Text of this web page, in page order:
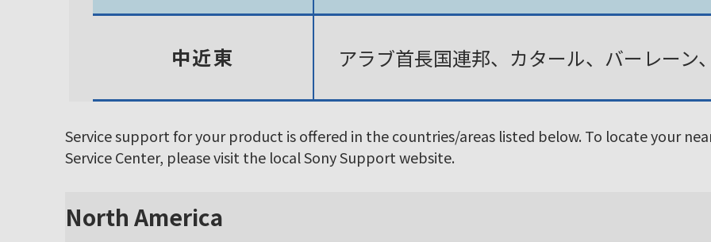
中近東 アラブ首長国連邦、カタール、バーレーン
Service support for your product is offered in the countries/areas listed below. To locate your
Service Center, please visit the local Sony Support website.
North America